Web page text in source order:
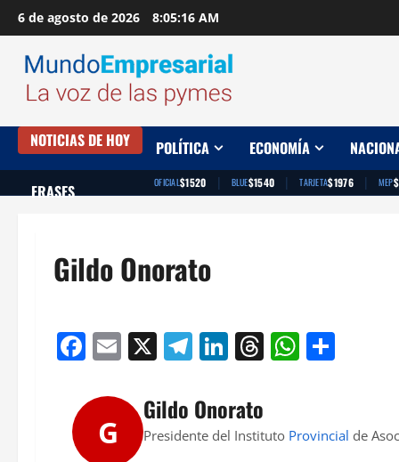
Saltar
al
contenido
6 de agosto de 2026 8:05:16 AM
NOTICIAS DE HOY POLÍTICA ECONOMÍA
FRASES OFICIAL$1520 | BLUE$1540 | TARJETA$1976 | MEP
Gildo Onorato
Facebook
Email
X Telegram
LinkedIn
Threads
G
Gildo Onorato
Presidente del Instituto Provincial de